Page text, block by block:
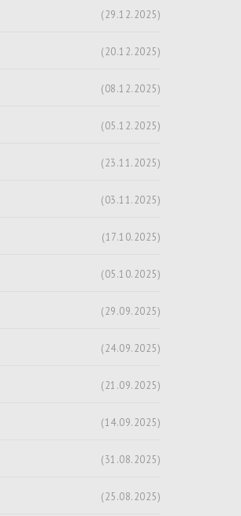
(29.12.2025)
(20.12.2025)
(08.12.2025)
(05.12.2025)
(23.11.2025)
(03.11.2025)
(17.10.2025)
(05.10.2025)
(29.09.2025)
(24.09.2025)
(21.09.2025)
(14.09.2025)
(31.08.2025)
(25.08.2025)